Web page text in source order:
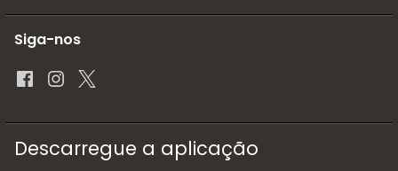
Siga-nos
Descarregue a aplicação